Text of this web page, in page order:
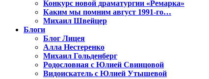
Конкурс новой драматургии «Ремарка»
Каким мы помним август 1991-го…
Михаил Швейцер
Блоги
Блог Лицея
Алла Нестеренко
Михаил Гольденберг
Родословная с Юлией Свинцовой
Видоискатель с Юлией Утышевой